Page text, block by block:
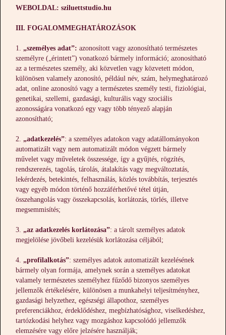
WEBOLDAL: sziluettstudio.hu
III. FOGALOMMEGHATÁROZÁSOK
„személyes adat”: azonosított vagy azonosítható természetes
személyre („érintett”) vonatkozó bármely információ; azonosítható
az a természetes személy, aki közvetlen vagy közvetett módon,
különösen valamely azonosító, például név, szám, helymeghatározó
adat, online azonosító vagy a természetes személy testi, fiziológiai,
genetikai, szellemi, gazdasági, kulturális vagy szociális
azonosságára vonatkozó egy vagy több tényező alapján
azonosítható;
„adatkezelés”: a személyes adatokon vagy adatállományokon
automatizált vagy nem automatizált módon végzett bármely
művelet vagy műveletek összessége, így a gyűjtés, rögzítés,
rendszerezés, tagolás, tárolás, átalakítás vagy megváltoztatás,
lekérdezés, betekintés, felhasználás, közlés továbbítás, terjesztés
vagy egyéb módon történő hozzáférhetővé tétel útján,
összehangolás vagy összekapcsolás, korlátozás, törlés, illetve
megsemmisítés;
„az adatkezelés korlátozása”: a tárolt személyes adatok
megjelölése jövőbeli kezelésük korlátozása céljából;
„profilalkotás”: személyes adatok automatizált kezelésének
bármely olyan formája, amelynek során a személyes adatokat
valamely természetes személyhez fűződő bizonyos személyes
jellemzők értékelésére, különösen a munkahelyi teljesítményhez,
gazdasági helyzethez, egészségi állapothoz, személyes
preferenciákhoz, érdeklődéshez, megbízhatósághoz, viselkedéshez,
tartózkodási helyhez vagy mozgáshoz kapcsolódó jellemzők
elemzésére vagy előre jelzésére használják;